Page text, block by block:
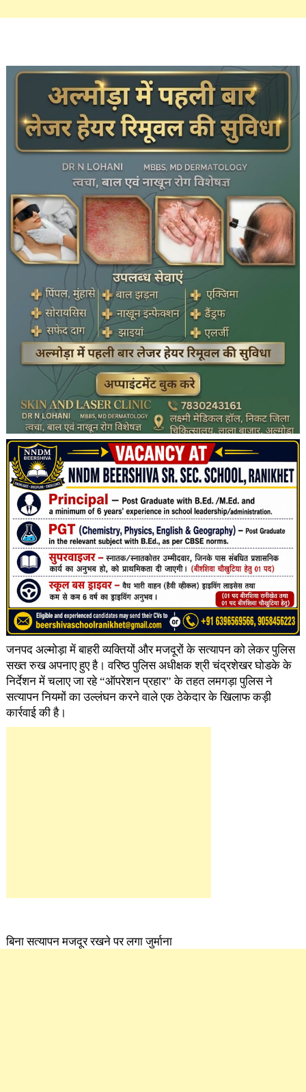
जनपद अल्मोड़ा में बाहरी व्यक्तियों और मजदूरों के सत्यापन को लेकर पुलिस
सख्त रुख अपनाए हुए है। वरिष्ठ पुलिस अधीक्षक श्री चंद्रशेखर घोडके के
निर्देशन में चलाए जा रहे “ऑपरेशन प्रहार” के तहत लमगड़ा पुलिस ने
सत्यापन नियमों का उल्लंघन करने वाले एक ठेकेदार के खिलाफ कड़ी
कार्रवाई की है।
बिना सत्यापन मजदूर रखने पर लगा जुर्माना